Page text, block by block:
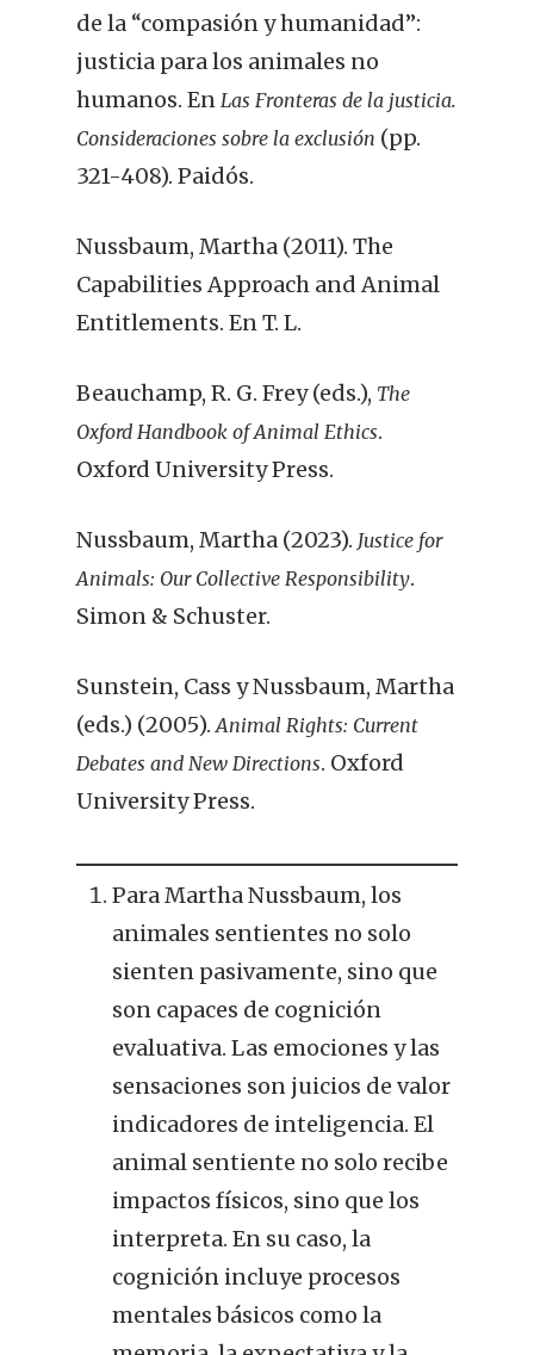
de la “compasión y humanidad”:
justicia para los animales no
humanos. En Las Fronteras de la justicia.
Consideraciones sobre la exclusión (pp.
321-408). Paidós.
Nussbaum, Martha (2011). The
Capabilities Approach and Animal
Entitlements. En T. L.
Beauchamp, R. G. Frey (eds.), The
Oxford Handbook of Animal Ethics.
Oxford University Press.
Nussbaum, Martha (2023). Justice for
Animals: Our Collective Responsibility.
Simon & Schuster.
Sunstein, Cass y Nussbaum, Martha
(eds.) (2005).Animal Rights: Current
Debates and New Directions. Oxford
University Press.
Para Martha Nussbaum, los
animales sentientes no solo
sienten pasivamente, sino que
son capaces de cognición
evaluativa. Las emociones y las
sensaciones son juicios de valor
indicadores de inteligencia. El
animal sentiente no solo recibe
impactos físicos, sino que los
interpreta. En su caso, la
cognición incluye procesos
mentales básicos como la